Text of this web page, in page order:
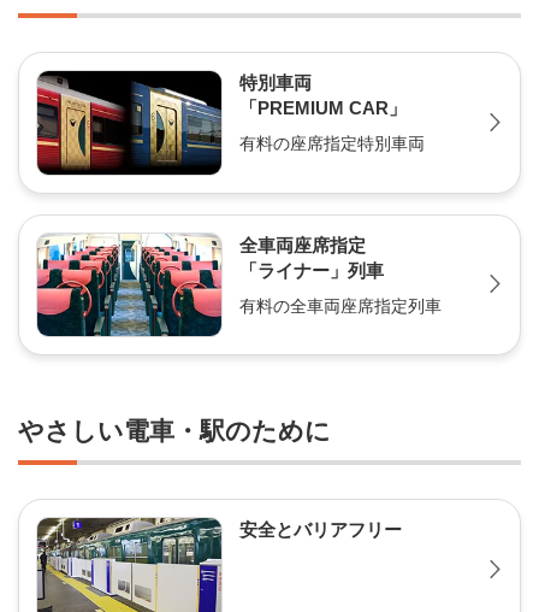
特別車両
「PREMIUM CAR」
有料の座席指定特別車両
全車両座席指定
「ライナー」列車
有料の全車両座席指定列車
やさしい電車・駅のために
安全とバリアフリー